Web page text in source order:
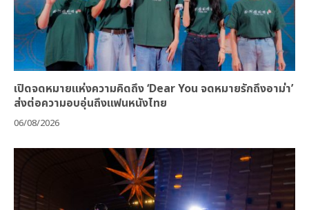
เปิดจดหมายแห่งความคิดถึง ‘Dear You จดหมายรักถึงอาม่า’
ส่งต่อความอบอุ่นถึงแฟนหนังไทย
06/08/2026